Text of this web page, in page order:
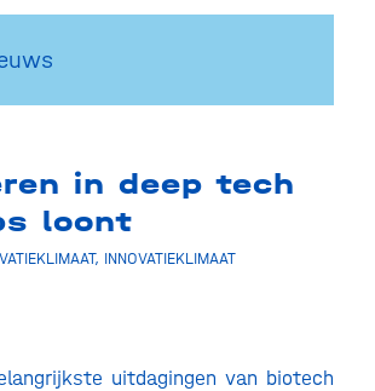
in deep tech
loont
, INNOVATIEKLIMAAT
uitdagingen van biotech